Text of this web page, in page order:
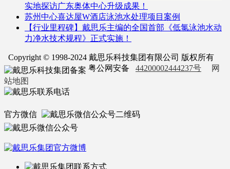
实地探访广东奥体中心升级成果！
苏州中心喜达屋W酒店泳池水处理项目案例
【行业里程碑】戴思乐主编的全国首部《低氯泳池水动
力净水技术规程》正式实施！
Copyright © 1998-2024 戴思乐科技集团有限公司 版权所有
粤公网安备 44200002444237号
网
站地图
官方微信